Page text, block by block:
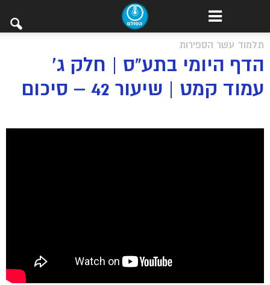
תלמוד עשר הספירות
הדף היומי בתע”ס | חלק ג’
עמוד קמט | שיעור 42 – סיכום